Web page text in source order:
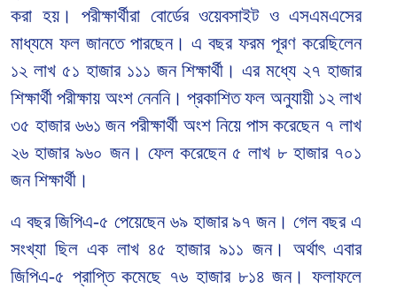
করা হয়। পরীক্ষার্থীরা বোর্ডের ওয়েবসাইট ও এসএমএসের
মাধ্যমে ফল জানতে পারছেন। এ বছর ফরম পূরণ করেছিলেন
১২ লাখ ৫১ হাজার ১১১ জন শিক্ষার্থী। এর মধ্যে ২৭ হাজার
শিক্ষার্থী পরীক্ষায় অংশ নেননি। প্রকাশিত ফল অনুযায়ী ১২ লাখ
৩৫ হাজার ৬৬১ জন পরীক্ষার্থী অংশ নিয়ে পাস করেছেন ৭ লাখ
২৬ হাজার ৯৬০ জন। ফেল করেছেন ৫ লাখ ৮ হাজার ৭০১
জন শিক্ষার্থী।
এ বছর জিপিএ-৫ পেয়েছেন ৬৯ হাজার ৯৭ জন। গেল বছর এ
সংখ্যা ছিল এক লাখ ৪৫ হাজার ৯১১ জন। অর্থাৎ এবার
জিপিএ-৫ প্রাপ্তি কমেছে ৭৬ হাজার ৮১৪ জন। ফলাফলে